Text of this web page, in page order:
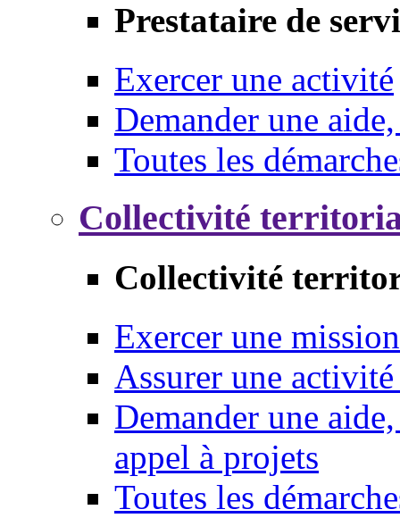
Prestataire de
Exercer une activité
Demander une
Toutes les
Collectivité
Collectivité
Exercer une mission
Assurer une
Demander une
appel à projets
Toutes les